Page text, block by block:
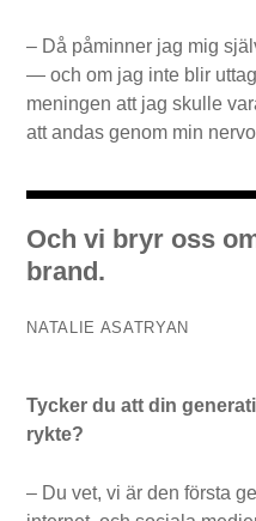
– Då påminner jag mig
— och om jag inte blir
meningen att jag skulle
att andas genom min
Och vi bryr oss
brand.
NATALIE ASATRYAN
Tycker du att din
rykte?
– Du vet, vi är den första